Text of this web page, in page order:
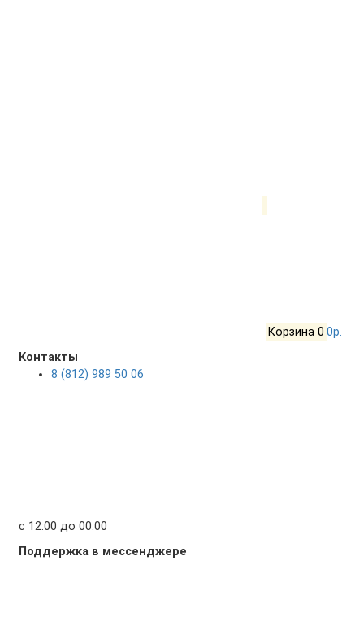
Корзина 0 0р.
Контакты
8 (812) 989 50 06
с 12:00 до 00:00
Поддержка в мессенджере